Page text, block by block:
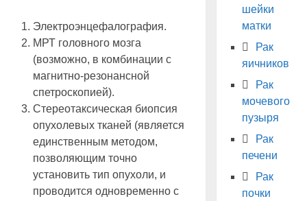
Электроэнцефалография.
МРТ головного мозга
(возможно, в комбинации с
магнитно-резонансной
спетроскопией).
Стереотаксическая биопсия
опухолевых тканей (является
единственным методом,
позволяющим точно
установить тип опухоли, и
проводится одновременно с
шейки
матки
Рак
яичников
Рак
мочевого
пузыря
Рак
печени
Рак
почки